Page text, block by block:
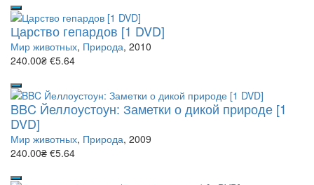
Царство гепардов [1 DVD]
Мир животных, Природа, 2010
240.00₴ €5.64
BBC Йеллоустоун: Заметки о дикой природе [1
DVD]
Мир животных, Природа, 2009
240.00₴ €5.64